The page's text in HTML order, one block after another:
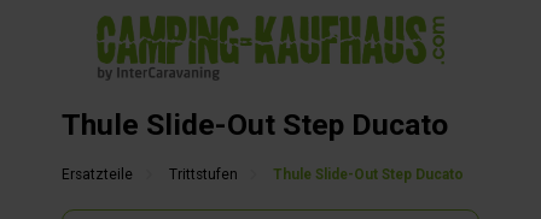
springen
Thule Slide-Out Step Ducato
Ersatzteile Trittstufen Thule Slide-Out Step Ducato